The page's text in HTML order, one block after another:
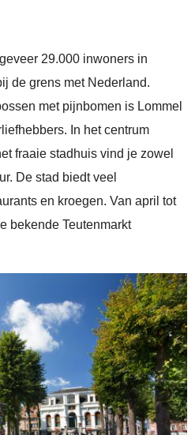
29.000 inwoners in
de grens met Nederland.
met pijnbomen is Lommel
In het centrum
fraaie stadhuis vind je zowel
De stad biedt veel
en kroegen. Van april tot
bekende Teutenmarkt